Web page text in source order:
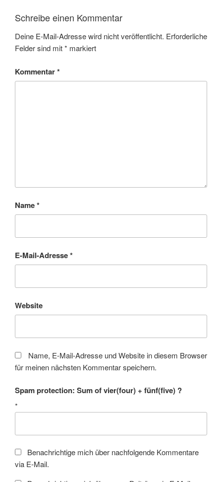
Schreibe einen Kommentar
Deine E-Mail-Adresse wird nicht veröffentlicht. Erforderliche
Felder sind mit* markiert
Kommentar*
Name*
E-Mail-Adresse*
Website
Name, E-Mail-Adresse und Website in diesem Browser
für meinen nächsten Kommentar speichern.
Spam protection: Sum of vier(four) + fünf(five) ?
*
Benachrichtige mich über nachfolgende Kommentare
via E-Mail.